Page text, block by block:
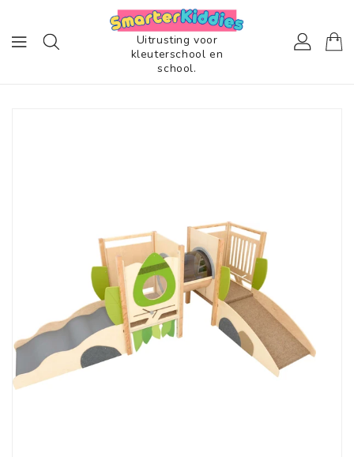
Uitrusting voor
kleuterschool en
school.